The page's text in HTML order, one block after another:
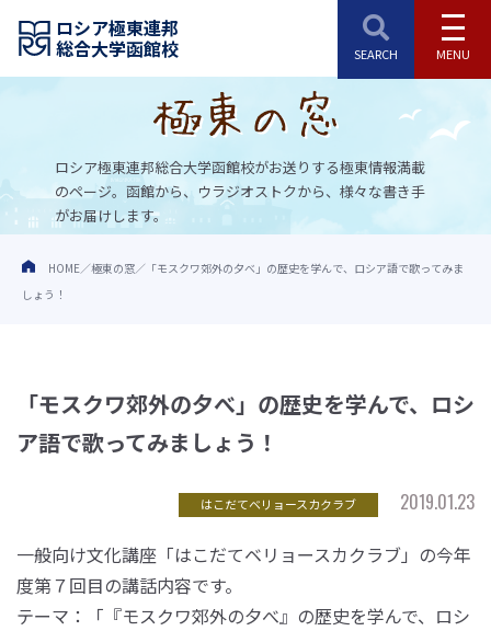
ロシア極東連邦
総合大学函館校
ロシア極東連邦総合大学函館校がお送りする極東情報満載
のページ。 函館から、ウラジオストクから、様々な書き手
がお届けします。
HOME 極東の窓
「モスクワ郊外の夕べ」の歴史を学んで、ロシア語で歌ってみま
しょう！
「モスクワ郊外の夕べ」の歴史を学んで、ロシ
ア語で歌ってみましょう！
はこだてベリョースカクラブ
2019.01.23
一般向け文化講座「はこだてベリョースカクラブ」の今年
度第７回目の講話内容です。
テーマ：「『モスクワ郊外の夕べ』の歴史を学んで、ロシ